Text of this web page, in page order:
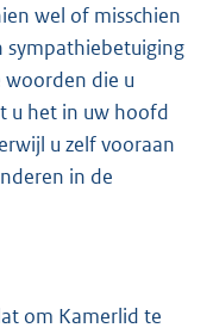
wel of misschien
sympathiebetuiging
die u
u het in uw hoofd
u zelf vooraan
in de
om Kamerlid te